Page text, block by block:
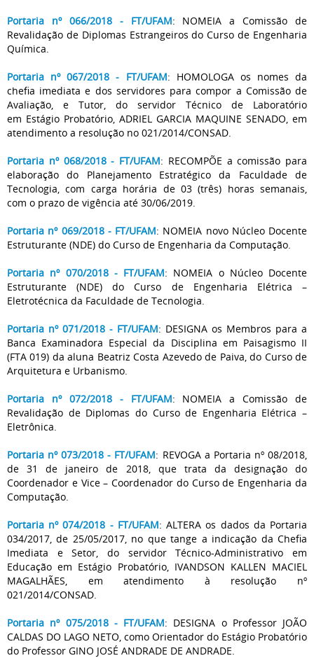
Portaria nº 066/2018 - FT/UFAM: NOMEIA a Comissão de
Revalidação de Diplomas Estrangeiros do Curso de Engenharia
Química.
Portaria nº 067/2018 - FT/UFAM: HOMOLOGA os nomes da
chefia imediata e dos servidores para compor a Comissão de
Avaliação, e Tutor, do servidor Técnico de Laboratório
em Estágio Probatório, ADRIEL GARCIA MAQUINE SENADO, em
atendimento a resolução no 021/2014/CONSAD.
Portaria nº 068/2018 - FT/UFAM: RECOMPÕE a comissão para
elaboração do Planejamento Estratégico da Faculdade de
Tecnologia, com carga horária de 03 (três) horas semanais,
com o prazo de vigência até 30/06/2019.
Portaria nº 069/2018 - FT/UFAM: NOMEIA novo Núcleo Docente
Estruturante (NDE) do Curso de Engenharia da Computação.
Portaria nº 070/2018 - FT/UFAM: NOMEIA o Núcleo Docente
Estruturante (NDE) do Curso de Engenharia Elétrica –
Eletrotécnica da Faculdade de Tecnologia.
Portaria nº 071/2018 - FT/UFAM: DESIGNA os Membros para a
Banca Examinadora Especial da Disciplina em Paisagismo II
(FTA 019) da aluna Beatriz Costa Azevedo de Paiva, do Curso de
Arquitetura e Urbanismo.
Portaria nº 072/2018 - FT/UFAM: NOMEIA a Comissão de
Revalidação de Diplomas do Curso de Engenharia Elétrica –
Eletrônica.
Portaria nº 073/2018 - FT/UFAM: REVOGA a Portaria nº 08/2018,
de 31 de janeiro de 2018, que trata da designação do
Coordenador e Vice – Coordenador do Curso de Engenharia da
Computação.
Portaria nº 074/2018 - FT/UFAM: ALTERA os dados da Portaria
034/2017, de 25/05/2017, no que tange a indicação da Chefia
Imediata e Setor, do servidor Técnico-Administrativo em
Educação em Estágio Probatório, IVANDSON KALLEN MACIEL
MAGALHÃES, em atendimento à resolução nº
021/2014/CONSAD.
Portaria nº 075/2018 - FT/UFAM: DESIGNA o Professor JOÃO
CALDAS DO LAGO NETO, como Orientador do Estágio Probatório
do Professor GINO JOSÉ ANDRADE DE ANDRADE.